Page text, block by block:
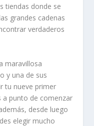
tiendas donde se
grandes cadenas
verdaderos
maravillosa
y una de sus
tu nueve primer
a punto de comenzar
desde luego
elegir mucho